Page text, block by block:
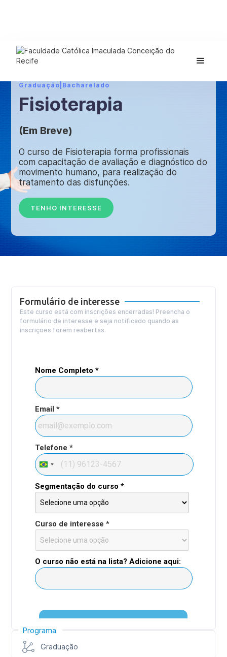
Graduação Bacharelado
Fisioterapia
(Em Breve)
O curso de Fisioterapia forma profissionais
com capacitação de avaliação e diagnóstico do
movimento humano, para realização do
tratamento das disfunções.
TENHO INTERESSE
Programa
Graduação
Formulário de interesse
Este curso está com inscrições encerradas! Preencha o
formulário de interesse e seja notificado quando as
inscrições forem reabertas.